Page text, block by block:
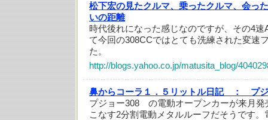
松下宏の見たクルマ、乗ったクルマ、会っ
いの距離
時代後れになった感じなのですが、その4速
て今回の308CCではとても洗練された変速
た。
http://blogs.yahoo.co.jp/matusita_blog/
鼻からコーラ１．５リットル日記 ：
プ
プジョー308 の電動オープンカーが来月発
こなす2分割電動メタルルーフだそうです